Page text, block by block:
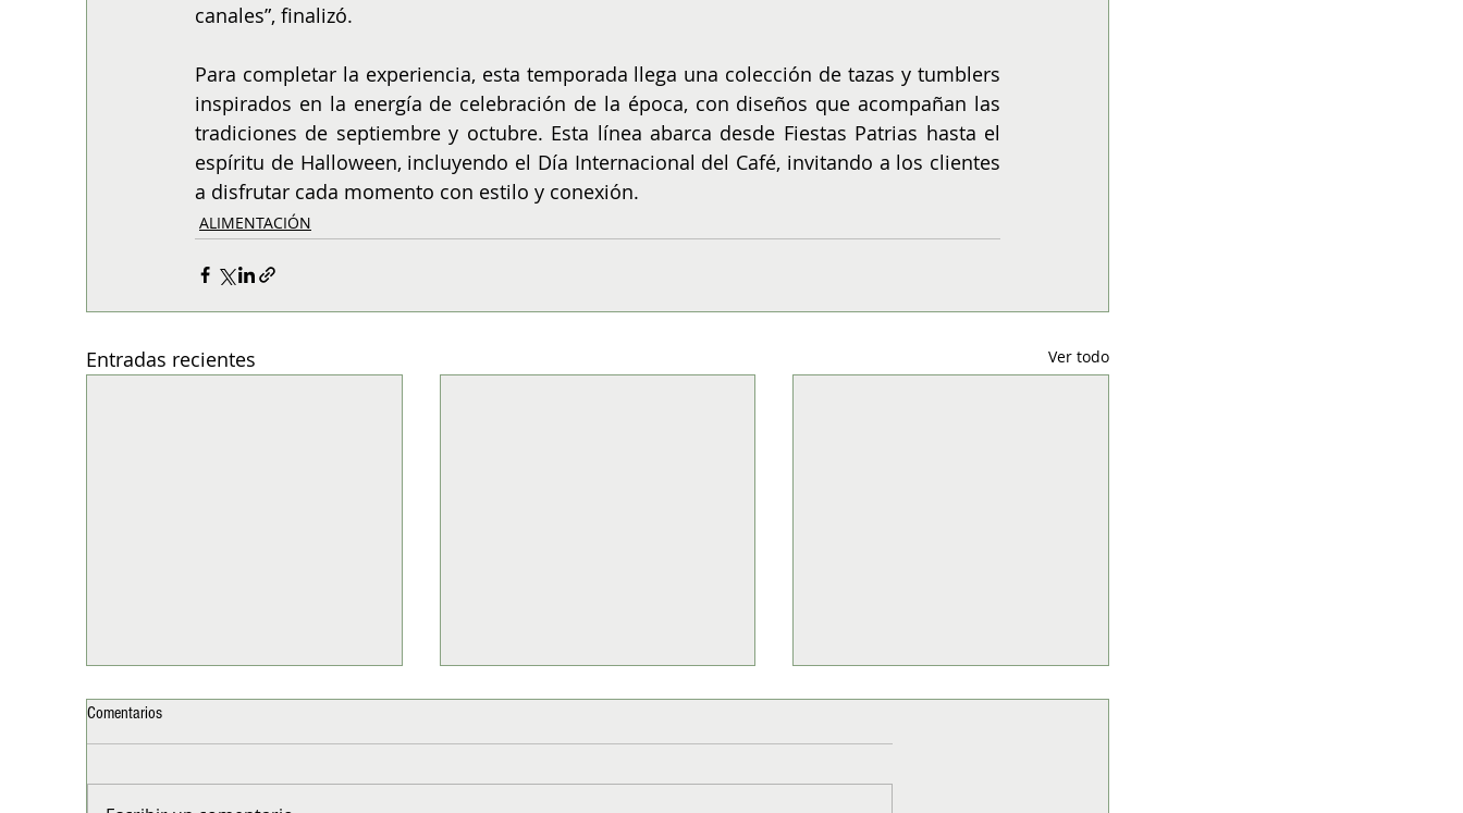
canales”, finalizó.
Para completar la experiencia, esta temporada llega una colección de tazas y tumblers
inspirados en la energía de celebración de la época, con diseños que acompañan las
tradiciones de septiembre y octubre. Esta línea abarca desde Fiestas Patrias hasta el
espíritu de Halloween, incluyendo el Día Internacional del Café, invitando a los clientes
a disfrutar cada momento con estilo y conexión.
ALIMENTACIÓN
Entradas recientes Ver todo
Comentarios